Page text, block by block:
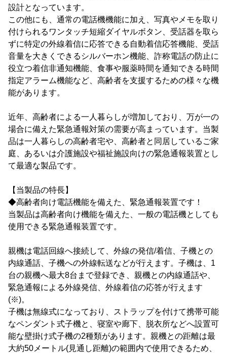
設計となっています。
この他にも、通常の電話機機能に加え、写真やメモを取り
付けられるワンタッチ短縮ダイヤルボタン、受話器を取ら
ずに特定の外線着信に応答できる自動着信応答機能、受話
音量を大きくできるシルバーホン機能、詐称電話の防止に
役立つ着信非通知機能、食事や服薬時間を通知できる時間
指定アラーム機能など、高齢者を支援するための様々な機
能があります。
近年、高齢者による一人暮らしが増加しており、万が一の
場合に備えた緊急通報対策の需要が高まっています。当製
品は一人暮らしの高齢者宅や、高齢者と同居しているご家
庭、あるいは介護施設や福祉施設向けの緊急通報装置とし
て最適な製品です。
【当製品の特長】
◆高齢者向け電話機能を備えた、緊急通報装置です！
当製品は高齢者向け機能を備えた、一般の電話機としても
使用できる緊急通報装置です。
親機は電話回線へ接続して、外線の発信/着信、子機との
内線通話、子機への外線転送などが行えます。子機は、1
台の親機へ最大8台まで登録でき、親機との内線通話や、
緊急通報による外線発信、外線着信の応答が行えます
(※)。
子機は無線式になっており、ストラップを付けて携帯可能
なペンダント式子機と、寝室や廊下、脱衣所などへ設置可
能な壁掛け式子機の2種類があります。親機との距離は最
大約50メートル(見通し距離)の範囲内で使用できるため、